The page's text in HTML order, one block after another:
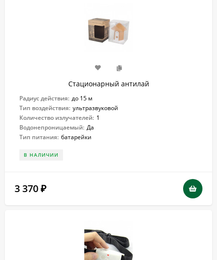
Стационарный антилай
Радиус действия: до 15 м
Тип воздействия: ультразвуковой
Количество излучателей: 1
Водонепроницаемый: Да
Тип питания: батарейки
В НАЛИЧИИ
3 370 ₽